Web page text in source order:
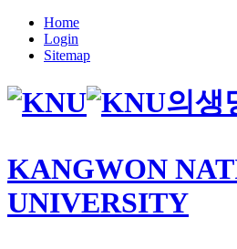
Home
Login
Sitemap
의생
KANGWON
UNIVERSITY